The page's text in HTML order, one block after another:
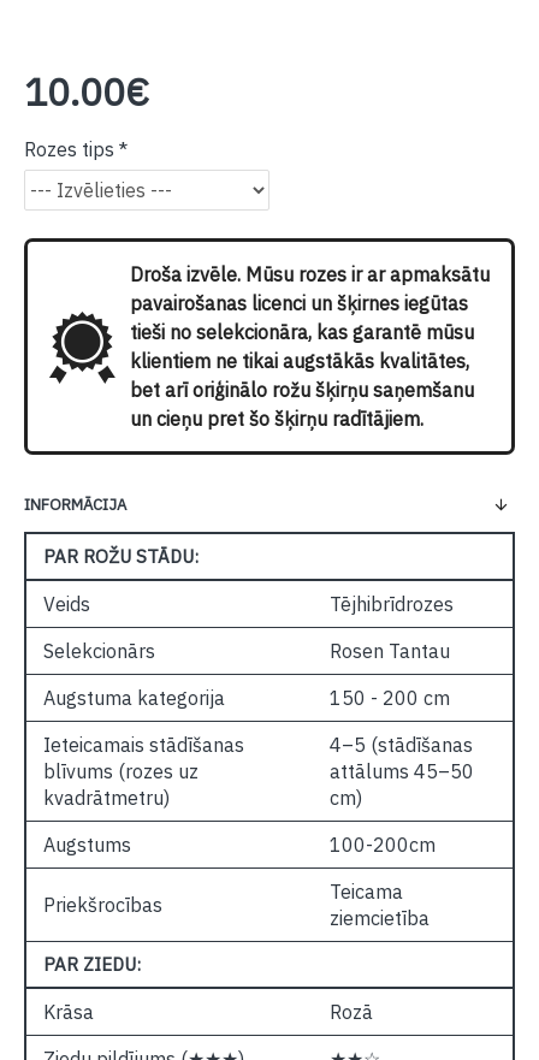
10.00€
Rozes tips
Droša izvēle. Mūsu rozes ir ar apmaksātu
pavairošanas licenci un šķirnes iegūtas
tieši no selekcionāra, kas garantē mūsu
klientiem ne tikai augstākās kvalitātes,
bet arī oriģinālo rožu šķirņu saņemšanu
un cieņu pret šo šķirņu radītājiem.
INFORMĀCIJA
PAR ROŽU STĀDU:
Veids
Tējhibrīdrozes
Selekcionārs
Rosen Tantau
Augstuma kategorija
150 - 200 cm
Ieteicamais stādīšanas
blīvums (rozes uz
kvadrātmetru)
4–5 (stādīšanas
attālums 45–50
cm)
Augstums
100-200cm
Priekšrocības
Teicama
ziemcietība
PAR ZIEDU:
Krāsa
Rozā